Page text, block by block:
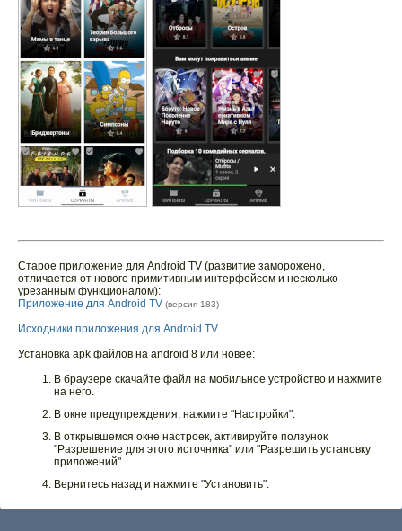
Старое приложение для Android TV (развитие заморожено,
отличается от нового примитивным интерфейсом и несколько
урезанным функционалом):
Приложение для Android TV (версия 183)
Исходники приложения для Android TV
Установка apk файлов на android 8 или новее:
В браузере скачайте файл на мобильное устройство и нажмите
на него.
В окне предупреждения, нажмите "Настройки".
В открывшемся окне настроек, активируйте ползунок
"Разрешение для этого источника" или "Разрешить установку
приложений".
Вернитесь назад и нажмите "Установить".